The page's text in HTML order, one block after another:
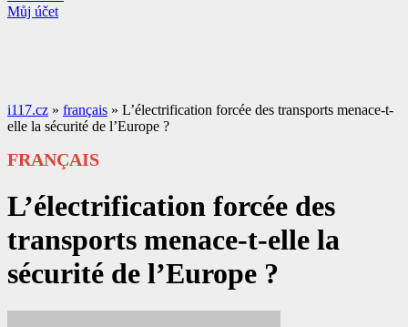
Můj účet
i117.cz » français » L’électrification forcée des transports menace-t-
elle la sécurité de l’Europe ?
FRANÇAIS
L’électrification forcée des
transports menace-t-elle la
sécurité de l’Europe ?